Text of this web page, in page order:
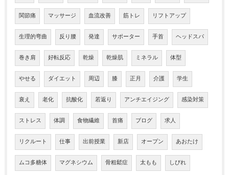
関節痛 マッサージ 血流改善 筋トレ リフトアップ
生理的弯曲 反り腰 発達 サポーター 手首 ヘッドスパ
巻き肩 好転反応 乾燥 乾燥肌 ミネラル 体型
やせる ダイエット 周辺 膝 正月 介護 学生
衰え 老化 抗酸化 若返り アンチエイジング 感染対策
ストレス 体調 食物繊維 首痛 ブログ 求人
リクルート 仕事 出前授業 新店 オープン あおたけ
ムコ多糖体 マグネシウム 骨粗鬆症 太もも しびれ